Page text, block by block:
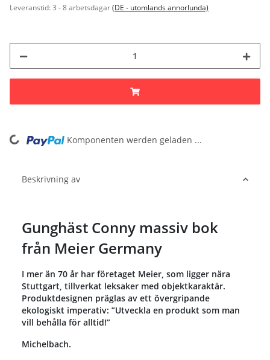
Leveranstid:3 - 8 arbetsdagar(DE - utomlands annorlunda)
Loading... Komponenten werden geladen ...
Beskrivning av
Gunghäst Conny massiv bok
från Meier Germany
I mer än 70 år har företaget Meier, som ligger nära
Stuttgart, tillverkat leksaker med objektkaraktär.
Produktdesignen präglas av ett övergripande
ekologiskt imperativ: ”Utveckla en produkt som man
vill behålla för alltid!”
Michelbach.